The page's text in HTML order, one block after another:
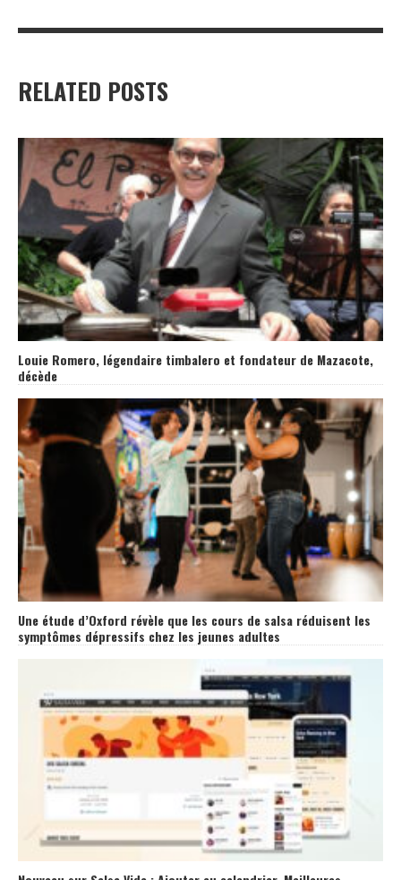
RELATED POSTS
Louie Romero, légendaire timbalero et fondateur de Mazacote,
décède
Une étude d’Oxford révèle que les cours de salsa réduisent les
symptômes dépressifs chez les jeunes adultes